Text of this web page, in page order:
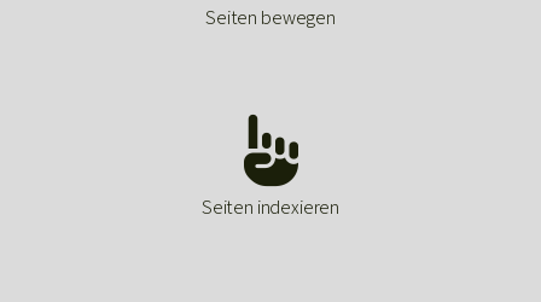
Seiten bewegen

Seiten indexieren